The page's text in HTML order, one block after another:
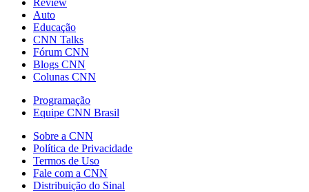
Auto
Educação
CNN Talks
Fórum CNN
Blogs CNN
Colunas CNN
Programação
Equipe CNN Brasil
Sobre a CNN
Política de Privacidade
Termos de Uso
Fale com a CNN
Distribuição do Sinal